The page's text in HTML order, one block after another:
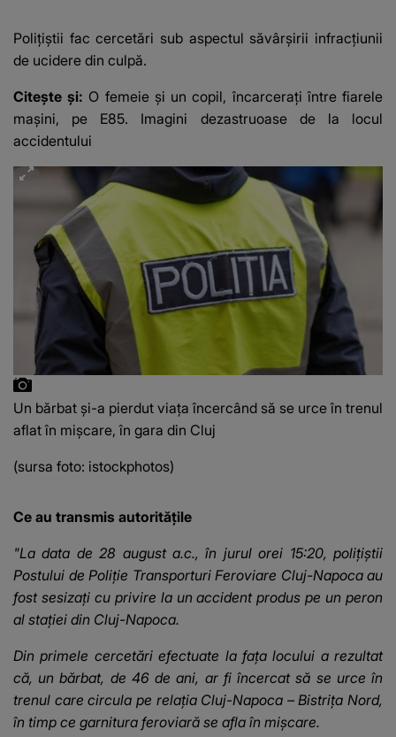
fanilor
Polițiștii fac cercetări sub aspectul săvârșirii infracțiunii
de ucidere din culpă.
Citește și: O femeie și un copil, încarcerați între fiarele
mașini, pe E85. Imagini dezastruoase de la locul
accidentului
Un bărbat și-a pierdut viața încercând să se urce în trenul
aflat în mișcare, în gara din Cluj
(sursa foto: istockphotos)
Ce au transmis autoritățile
"La data de 28 august a.c., în jurul orei 15:20, polițiștii
Postului de Poliție Transporturi Feroviare Cluj-Napoca au
fost sesizați cu privire la un accident produs pe un peron
al stației din Cluj-Napoca.
Din primele cercetări efectuate la fața locului a rezultat
că, un bărbat, de 46 de ani, ar fi încercat să se urce în
trenul care circula pe relația Cluj-Napoca – Bistrița Nord,
în timp ce garnitura feroviară se afla în mișcare.